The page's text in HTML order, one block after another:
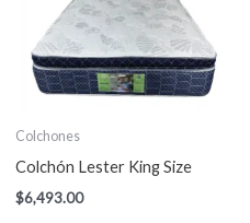
Colchones
Colchón Lester King Size
$6,493.00